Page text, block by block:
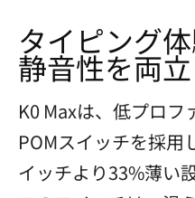
タイピング
静音性を両立
K0 Maxは、低プロ
POMスイッチを採用
イッチより33%薄い